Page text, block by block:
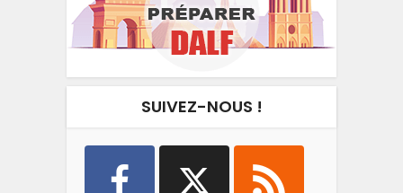
SUIVEZ-NOUS !